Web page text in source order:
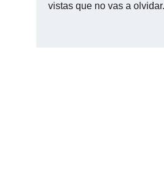
vistas que no vas a olvidar.